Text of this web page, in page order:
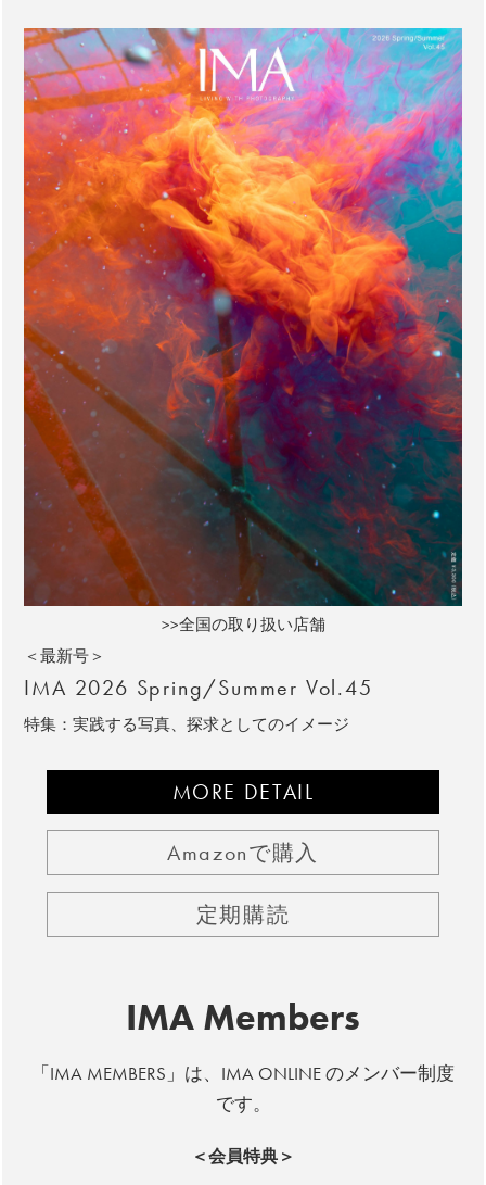
>>全国の取り扱い店舗
＜最新号＞
IMA 2026 Spring/Summer Vol.45
特集：実践する写真、探求としてのイメージ
MORE DETAIL
Amazonで購入
定期購読
IMA Members
「IMA MEMBERS」は、IMA ONLINE のメンバー制度
です。
＜会員特典＞